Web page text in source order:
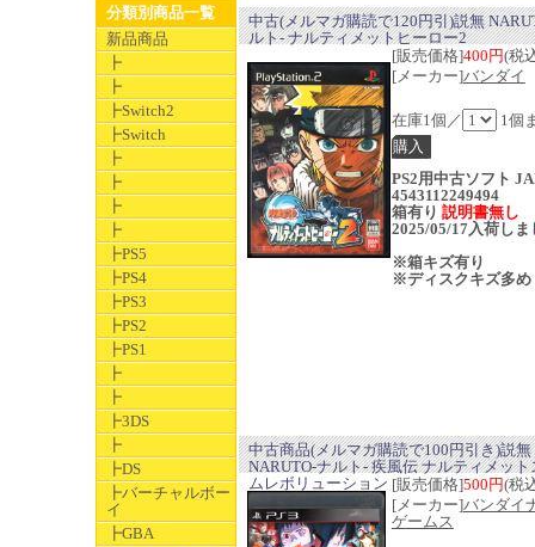
分類別商品一覧
新品商品
┣
┣
┣Switch2
┣Switch
┣
┣
┣
┣
┣PS5
┣PS4
┣PS3
┣PS2
┣PS1
┣
┣
┣3DS
┣
┣DS
┣バーチャルボー
イ
┣GBA
中古(メルマガ購読で120円引)説無
ルト- ナルティメットヒーロー2
[販売価格]400円(税
[メーカー]バンダイ
在庫1個／ 1個
PS2用中古ソフト
4543112249494
箱有り 説明書無し
2025/05/17入荷しま
※箱キズ有り
※ディスクキズ多め
中古商品(メルマガ購読で100円引き)説無
NARUTO-ナルト- 疾風伝 ナルティメット
ムレボリューション [販売価格]500円(税
[メーカー]バンダイ
ゲームス